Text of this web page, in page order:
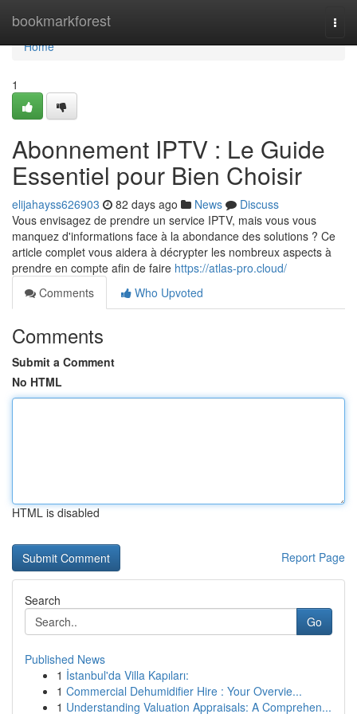
bookmarkforest
Home
Home
1
Abonnement IPTV : Le Guide
Essentiel pour Bien Choisir
elijahayss626903 82 days ago News
Discuss
Vous envisagez de prendre un service IPTV, mais vous vous
manquez d'informations face à la abondance des solutions ? Ce
article complet vous aidera à décrypter les nombreux aspects à
prendre en compte afin de faire https://atlas-pro.cloud/
Comments
Who Upvoted
Comments
Submit a Comment
No HTML
HTML is disabled
Report Page
Search
Go
Published News
1 İstanbul'da Villa Kapıları:
1 Commercial Dehumidifier Hire : Your Overvie...
1 Understanding Valuation Appraisals: A Comprehen...